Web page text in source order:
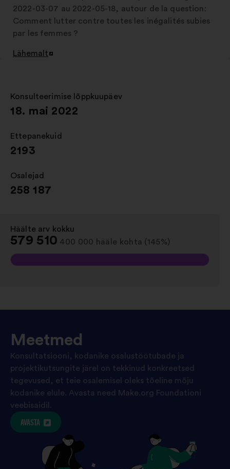
2022-03-07 au 2022-05-18, autour de la question:
Comment lutter contre toutes les inégalités subies
par les femmes ?
Lähemalt
Avamine
Konsulteerimise lõppkuupäev
:
18. mai 2022
Ettepanekuid
:
2193
Osalejad
:
258 187
Häälte arv kokku
:
579 510 400 000 hääle kohta (145%)
Meetmed
Konsultatsiooni, kodanike osalustöötubade ja
projektikutsungite järel on tekkinud konkreetsed
tegevused, et teie osalemisel oleks tõeline mõju
kodanike elule. Avasta need Make.org Foundationi
veebisaidil.
AVASTA